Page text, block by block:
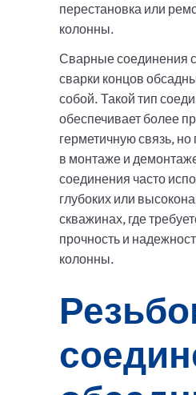
перестановка или
колонны.
Сварные соединения
сварки концов
собой. Такой тип
обеспечивает более
герметичную связь,
в монтаже и
соединения часто
глубоких или
скважинах, где
прочность и
колонны.